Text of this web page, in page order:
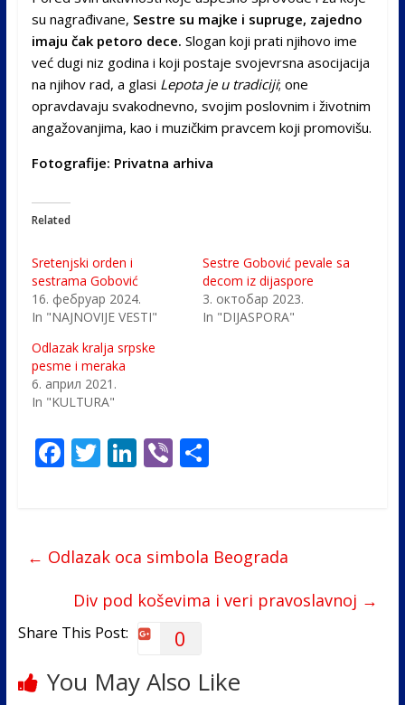
su nagrađivane, Sestre su majke i supruge, zajedno
imaju čak petoro dece. Slogan koji prati njihovo ime
već dugi niz godina i koji postaje svojevrsna asocijacija
na njihov rad, a glasi Lepota je u tradiciji; one
opravdavaju svakodnevno, svojim poslovnim i životnim
angažovanjima, kao i muzičkim pravcem koji promovišu.
Fotografije: Privatna arhiva
Related
Sretenjski orden i
sestrama Gobović
16. фебруар 2024.
In "NAJNOVIJE VESTI"
Sestre Gobović pevale sa
decom iz dijaspore
3. октобар 2023.
In "DIJASPORA"
Odlazak kralja srpske
pesme i meraka
6. април 2021.
In "KULTURA"
F
o
o
k
T Li
dI
n
Vi S
← Odlazak oca simbola Beograda
Div pod koševima i veri pravoslavnoj →
Share This Post: 0
You May Also Like